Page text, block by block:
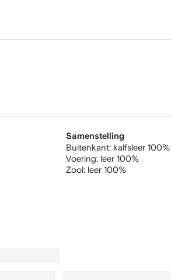
Samenstelling
Buitenkant: kalfsleer 100%
Voering: leer 100%
Zool: leer 100%